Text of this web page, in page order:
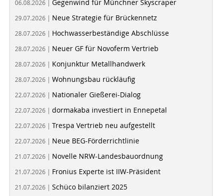
06.08.2026 | Gegenwind für Münchner Skyscraper
29.07.2026 | Neue Strategie für Brückennetz
28.07.2026 | Hochwasserbeständige Abschlüsse
28.07.2026 | Neuer GF für Novoferm Vertrieb
28.07.2026 | Konjunktur Metallhandwerk
28.07.2026 | Wohnungsbau rückläufig
22.07.2026 | Nationaler Gießerei-Dialog
22.07.2026 | dormakaba investiert in Ennepetal
22.07.2026 | Trespa Vertrieb neu aufgestellt
22.07.2026 | Neue BEG-Förderrichtlinie
21.07.2026 | Novelle NRW-Landesbauordnung
21.07.2026 | Fronius Experte ist IIW-Präsident
21.07.2026 | Schüco bilanziert 2025